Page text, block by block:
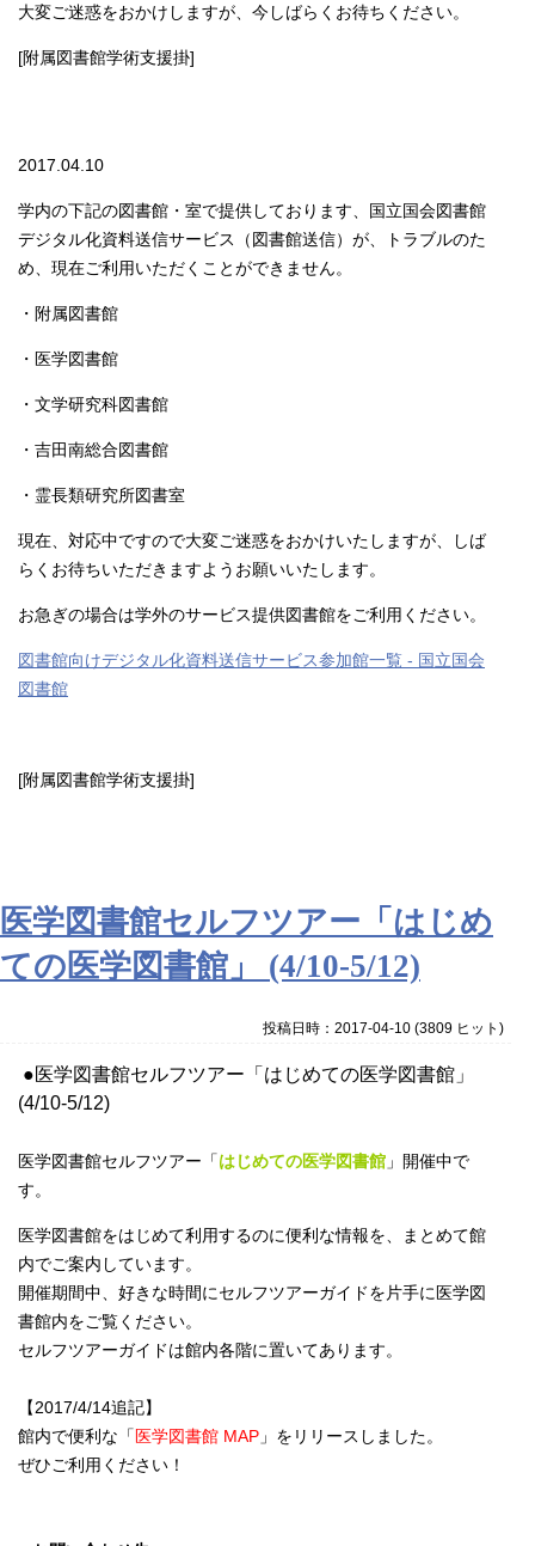
大変ご迷惑をおかけしますが、今しばらくお待ちください。
[附属図書館学術支援掛]
2017.04.10
学内の下記の図書館・室で提供しております、国立国会図書館
デジタル化資料送信サービス（図書館送信）が、トラブルのた
め、現在ご利用いただくことができません。
・附属図書館
・医学図書館
・文学研究科図書館
・吉田南総合図書館
・霊長類研究所図書室
現在、対応中ですので大変ご迷惑をおかけいたしますが、しば
らくお待ちいただきますようお願いいたします。
お急ぎの場合は学外のサービス提供図書館をご利用ください。
図書館向けデジタル化資料送信サービス参加館一覧 - 国立国会
図書館
[附属図書館学術支援掛]
医学図書館セルフツアー「はじめ
ての医学図書館」 (4/10-5/12)
投稿日時：2017-04-10(3809 ヒット )
●医学図書館セルフツアー「はじめての医学図書館」
(4/10-5/12)
医学図書館セルフツアー「はじめての医学図書館 」開催中で
す。
医学図書館をはじめて利用するのに便利な情報を、まとめて館
内でご案内しています。
開催期間中、好きな時間にセルフツアーガイドを片手に医学図
書館内をご覧ください。
セルフツアーガイドは館内各階に置いてあります。
【2017/4/14追記】
館内で便利な「 医学図書館 MAP 」をリリースしました。
ぜひご利用ください！